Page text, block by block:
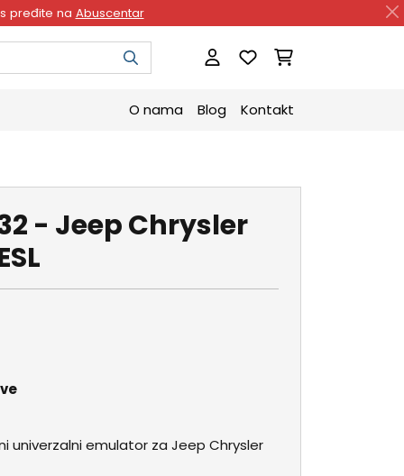
pređite na Abuscentar
O nama Blog Kontakt
32 - Jeep Chrysler
univerzalni emulator za Jeep Chrysler